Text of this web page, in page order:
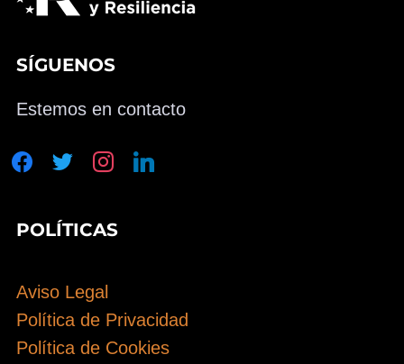
SÍGUENOS
Estemos en contacto
facebooktwitter instagramlinkedin
POLÍTICAS
Aviso Legal
Política de Privacidad
Política de Cookies